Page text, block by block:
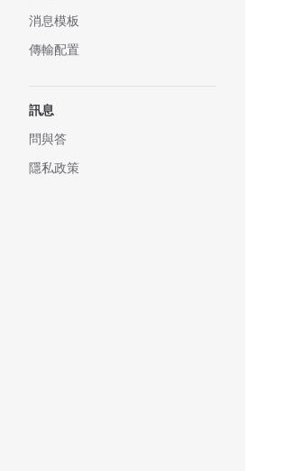
消息模板
傳輸配置
訊息
問與答
隱私政策